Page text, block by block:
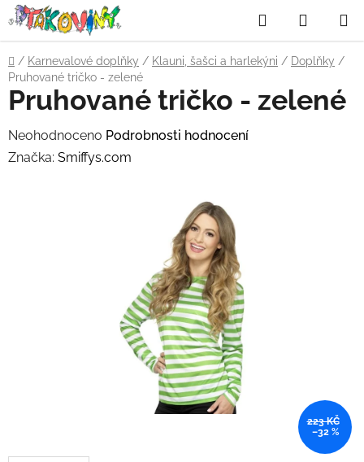
Přejít
na
obsah
Hledat
KOŠÍK
Domů
/ Karnevalové doplňky / Klauni, šašci a harlekýni / Doplňky /
Pruhované tričko - zelené
Pruhované tričko - zelené
Průměrné
hodnocení
Neohodnoceno Podrobnosti hodnocení
Značka: Smiffys.com
223 KČ
–32 %